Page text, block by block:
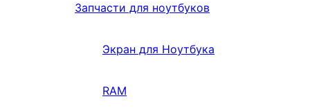
Запчасти для ноутбуков
Экран для Ноутбука
RAM